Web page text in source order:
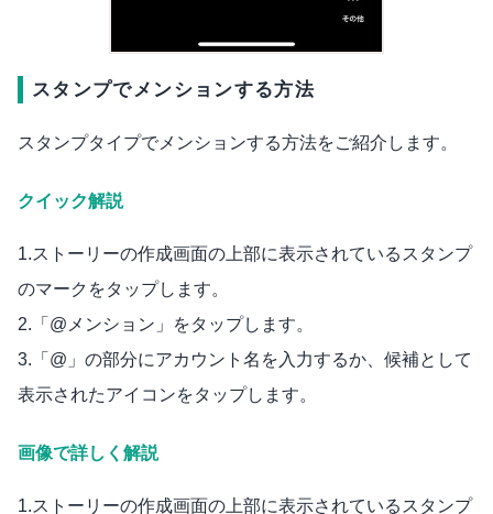
スタンプでメンションする方法
スタンプタイプでメンションする方法をご紹介します。
クイック解説
1.ストーリーの作成画面の上部に表示されているスタンプ
のマークをタップします。
2.「@メンション」をタップします。
3.「@」の部分にアカウント名を入力するか、候補として
表示されたアイコンをタップします。
画像で詳しく解説
1.ストーリーの作成画面の上部に表示されているスタンプ